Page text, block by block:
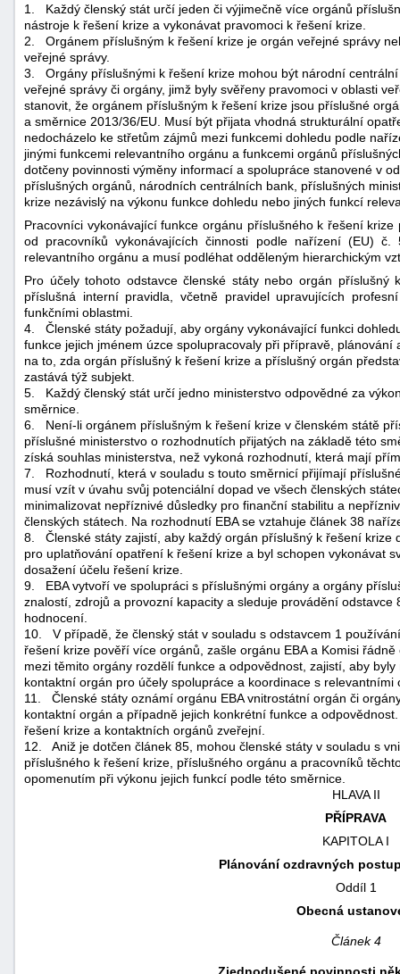
1.
Každý členský stát určí jeden či výjimečně více orgánů
nástroje k řešení krize a vykonávat pravomoci k řešení krize.
2.
Orgánem příslušným k řešení krize je orgán veřejné správy
veřejné správy.
3.
Orgány příslušnými k řešení krize mohou být národní
veřejné správy či orgány, jimž byly svěřeny pravomoci v oblasti
stanovit, že orgánem příslušným k řešení krize jsou příslušné
a směrnice 2013/36/EU. Musí být přijata vhodná strukturální
nedocházelo ke střetům zájmů mezi funkcemi dohledu podle
jinými funkcemi relevantního orgánu a funkcemi orgánů
dotčeny povinnosti výměny informací a spolupráce stanovené v
příslušných orgánů, národních centrálních bank, příslušných
krize nezávislý na výkonu funkce dohledu nebo jiných funkcí
Pracovníci vykonávající funkce orgánu příslušného k řešení
od pracovníků vykonávajících činnosti podle nařízení (EU)
relevantního orgánu a musí podléhat odděleným hierarchickým
Pro účely tohoto odstavce členské státy nebo orgán
příslušná interní pravidla, včetně pravidel upravujících
funkčními oblastmi.
4.
Členské státy požadují, aby orgány vykonávající funkci
funkce jejich jménem úzce spolupracovaly při přípravě,
na to, zda orgán příslušný k řešení krize a příslušný orgán
zastává týž subjekt.
5.
Každý členský stát určí jedno ministerstvo odpovědné za
směrnice.
6.
Není-li orgánem příslušným k řešení krize v členském státě
příslušné ministerstvo o rozhodnutích přijatých na základě této
získá souhlas ministerstva, než vykoná rozhodnutí, která mají
7.
Rozhodnutí, která v souladu s touto směrnicí přijímají
musí vzít v úvahu svůj potenciální dopad ve všech členských
minimalizovat nepříznivé důsledky pro finanční stabilitu a
členských státech. Na rozhodnutí EBA se vztahuje článek 38
8.
Členské státy zajistí, aby každý orgán příslušný k řešení
pro uplatňování opatření k řešení krize a byl schopen vykonávat
dosažení účelu řešení krize.
9.
EBA vytvoří ve spolupráci s příslušnými orgány a orgány
znalostí, zdrojů a provozní kapacity a sleduje provádění
hodnocení.
10.
V případě, že členský stát v souladu s odstavcem 1
řešení krize pověří více orgánů, zašle orgánu EBA a Komisi
mezi těmito orgány rozdělí funkce a odpovědnost, zajistí, aby
kontaktní orgán pro účely spolupráce a koordinace s relevantními
11.
Členské státy oznámí orgánu EBA vnitrostátní orgán či
kontaktní orgán a případně jejich konkrétní funkce a
řešení krize a kontaktních orgánů zveřejní.
12.
Aniž je dotčen článek 85, mohou členské státy v souladu s
příslušného k řešení krize, příslušného orgánu a pracovníků
opomenutím při výkonu jejich funkcí podle této směrnice.
HLAVA II
PŘÍPRAVA
KAPITOLA I
Plánování ozdravných
Oddíl 1
Obecná
Článek 4
Zjednodušené povinnosti